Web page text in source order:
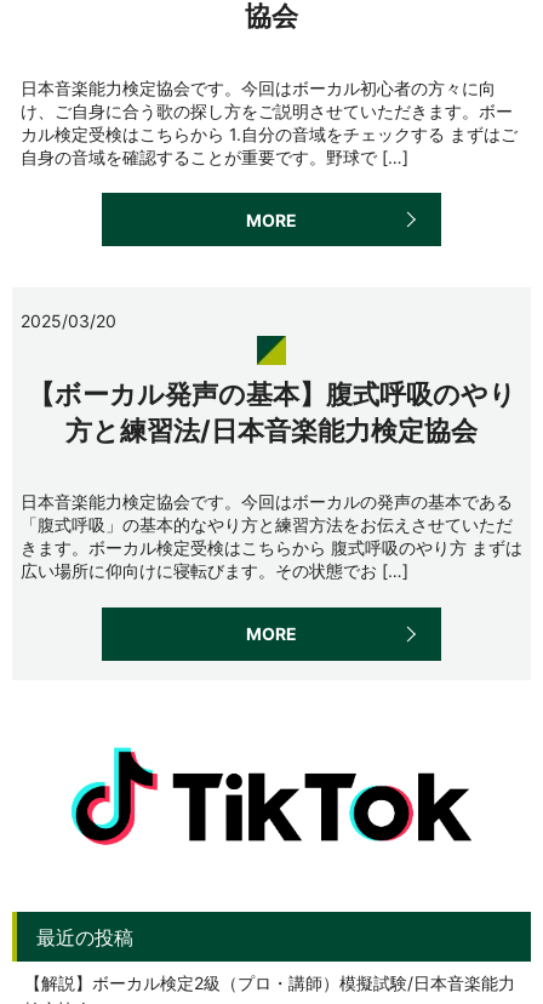
協会
日本音楽能力検定協会です。今回はボーカル初心者の方々に向
け、ご自身に合う歌の探し方をご説明させていただきます。ボー
カル検定受検はこちらから 1.自分の音域をチェックする まずはご
自身の音域を確認することが重要です。野球で […]
MORE
2025/03/20
【ボーカル発声の基本】腹式呼吸のやり
方と練習法/日本音楽能力検定協会
日本音楽能力検定協会です。今回はボーカルの発声の基本である
「腹式呼吸」の基本的なやり方と練習方法をお伝えさせていただ
きます。ボーカル検定受検はこちらから 腹式呼吸のやり方 まずは
広い場所に仰向けに寝転びます。その状態でお […]
MORE
【解説】ボーカル検定2級（プロ・講師）模擬試験/日本音楽能力